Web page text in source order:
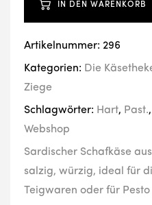
IN DEN WARENKORB
Artikelnummer: 296
Kategorien: Die
Ziege
Schlagwörter: Hart, Past.,
Webshop
Sardischer Schafkäse
salzig, würzig, ideal für
Teigwaren oder für Pesto